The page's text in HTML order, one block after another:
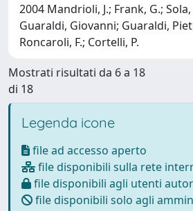
2004 Mandrioli, J.; Frank, G.; Sola,
Guaraldi, Giovanni; Guaraldi,
Roncaroli, F.; Cortelli, P.
Mostrati risultati da 6 a 18
di 18
Legenda icone
file ad accesso aperto
file disponibili sulla rete
file disponibili agli utenti
file disponibili solo agli